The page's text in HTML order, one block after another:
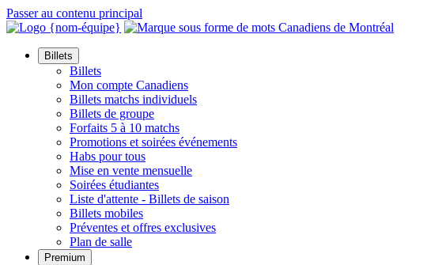
Passer au contenu principal
Billets
Billets
Mon compte Canadiens
Billets matchs individuels
Billets de groupe
Forfaits 5 à 10 matchs
Promotions et soirées événements
Habs pour tous
Mise en vente mensuelle
Soirées étudiantes
Liste d'attente - Billets de saison
Billets mobiles
Préventes et offres exclusives
Plan de salle
Premium